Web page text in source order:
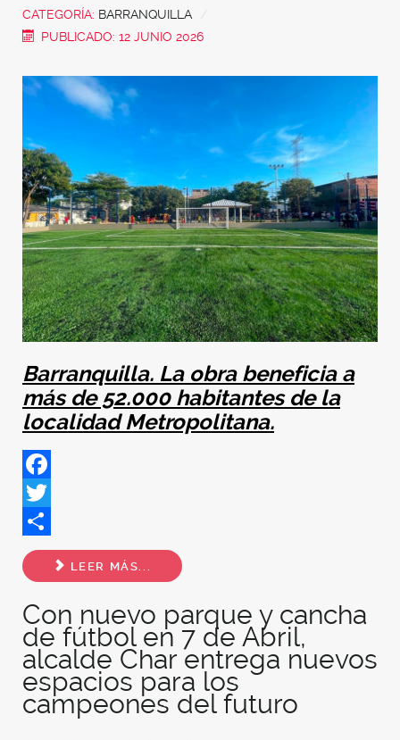
CATEGORÍA: BARRANQUILLA
PUBLICADO: 12 JUNIO 2026
Barranquilla. La obra beneficia a
más de 52.000 habitantes de la
localidad Metropolitana.
Facebook
Twitter
Share
LEER MÁS...
Con nuevo parque y cancha
de fútbol en 7 de Abril,
alcalde Char entrega nuevos
espacios para los
campeones del futuro